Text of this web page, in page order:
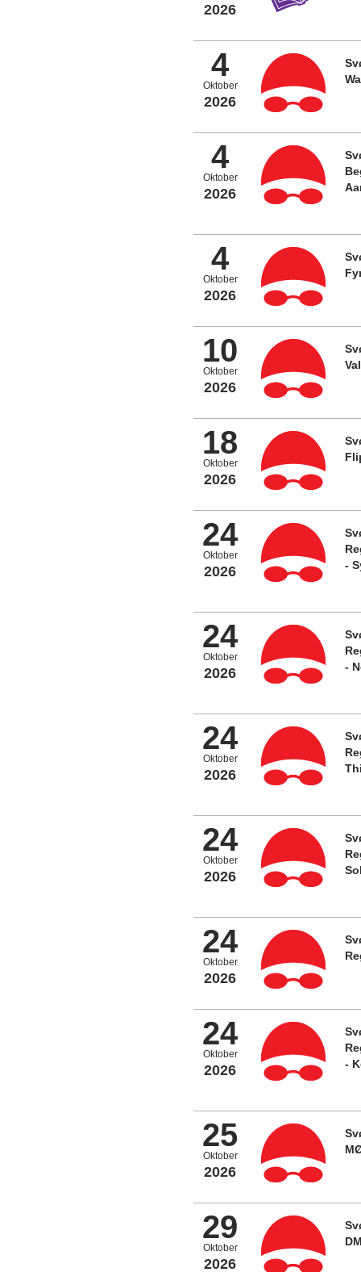
2026
4
Oktober
2026
4
Oktober
2026
4
Oktober
2026
10
Oktober
2026
18
Oktober
2026
24
Oktober
2026
-
24
Oktober
2026
-
24
Oktober
2026
24
Oktober
2026
24
Oktober
2026
24
Oktober
2026
-
25
Oktober
2026
29
Oktober
2026